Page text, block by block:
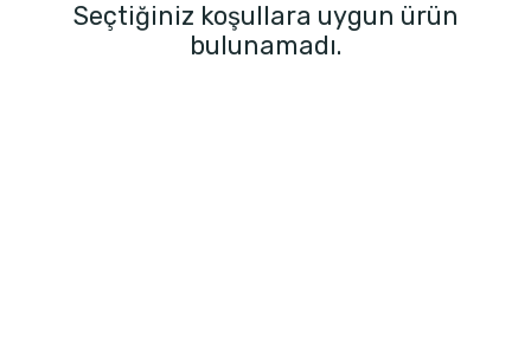
Seçtiğiniz koşullara uygun ürün
bulunamadı.